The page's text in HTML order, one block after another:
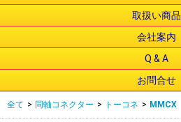
取扱い商品
会社案内
Q & A
お問合せ
全て > 同軸コネクター > トーコネ > MMCX